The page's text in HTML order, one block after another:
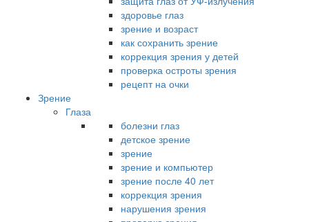
здоровье глаз
зрение и возраст
как сохранить зрение
коррекция зрения у детей
проверка остроты зрения
рецепт на очки
Зрение
Глаза
болезни глаз
детское зрение
зрение
зрение и компьютер
зрение после 40 лет
коррекция зрения
нарушения зрения